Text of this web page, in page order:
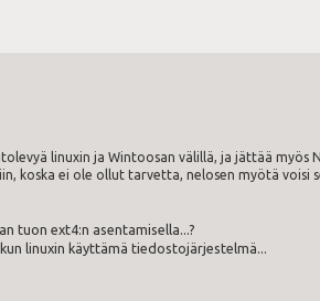
linuxin ja Wintoosan välillä, ja jättää myös
koska ei ole ollut tarvetta, nelosen myötä voisi
tuon ext4:n asentamisella...?
linuxin käyttämä tiedostojärjestelmä...